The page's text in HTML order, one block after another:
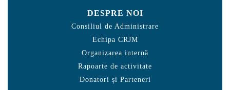
DESPRE NOI
Consiliul de Administrare
Echipa CRJM
Organizarea internă
Rapoarte de activitate
Donatori și Parteneri